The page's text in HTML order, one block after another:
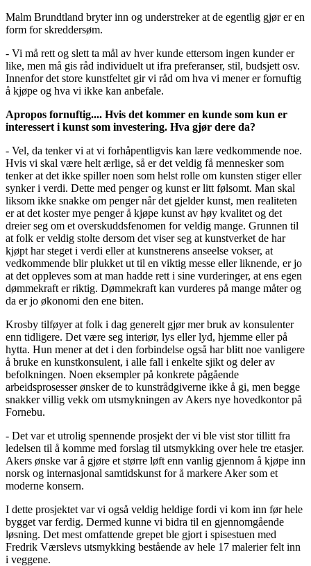
Malm Brundtland bryter inn og understreker at de egentlig gjør er en
form for skreddersøm.
- Vi må rett og slett ta mål av hver kunde ettersom ingen kunder er
like, men må gis råd individuelt ut ifra preferanser, stil, budsjett osv.
Innenfor det store kunstfeltet gir vi råd om hva vi mener er fornuftig
å kjøpe og hva vi ikke kan anbefale.
Apropos fornuftig.... Hvis det kommer en kunde som kun er
interessert i kunst som investering. Hva gjør dere da?
- Vel, da tenker vi at vi forhåpentligvis kan lære vedkommende noe.
Hvis vi skal være helt ærlige, så er det veldig få mennesker som
tenker at det ikke spiller noen som helst rolle om kunsten stiger eller
synker i verdi. Dette med penger og kunst er litt følsomt. Man skal
liksom ikke snakke om penger når det gjelder kunst, men realiteten
er at det koster mye penger å kjøpe kunst av høy kvalitet og det
dreier seg om et overskuddsfenomen for veldig mange. Grunnen til
at folk er veldig stolte dersom det viser seg at kunstverket de har
kjøpt har steget i verdi eller at kunstnerens anseelse vokser, at
vedkommende blir plukket ut til en viktig messe eller liknende, er jo
at det oppleves som at man hadde rett i sine vurderinger, at ens egen
dømmekraft er riktig. Dømmekraft kan vurderes på mange måter og
da er jo økonomi den ene biten.
Krosby tilføyer at folk i dag generelt gjør mer bruk av konsulenter
enn tidligere. Det være seg interiør, lys eller lyd, hjemme eller på
hytta. Hun mener at det i den forbindelse også har blitt noe vanligere
å bruke en kunstkonsulent, i alle fall i enkelte sjikt og deler av
befolkningen. Noen eksempler på konkrete pågående
arbeidsprosesser ønsker de to kunstrådgiverne ikke å gi, men begge
snakker villig vekk om utsmykningen av Akers nye hovedkontor på
Fornebu.
- Det var et utrolig spennende prosjekt der vi ble vist stor tillitt fra
ledelsen til å komme med forslag til utsmykking over hele tre etasjer.
Akers ønske var å gjøre et større løft enn vanlig gjennom å kjøpe inn
norsk og internasjonal samtidskunst for å markere Aker som et
moderne konsern.
I dette prosjektet var vi også veldig heldige fordi vi kom inn før hele
bygget var ferdig. Dermed kunne vi bidra til en gjennomgående
løsning. Det mest omfattende grepet ble gjort i spisestuen med
Fredrik Værslevs utsmykking bestående av hele 17 malerier felt inn
i veggene.